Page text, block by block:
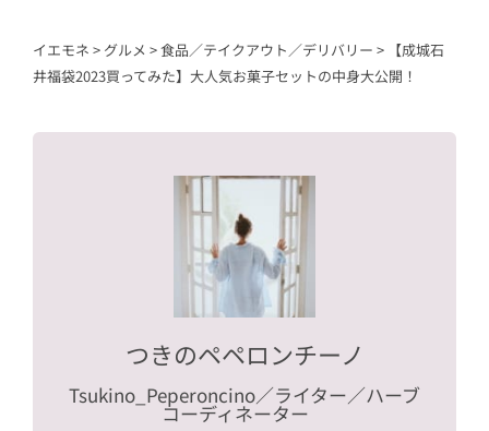
イエモネ > グルメ >食品／テイクアウト／デリバリー > 【成城石
井福袋2023買ってみた】大人気お菓子セットの中身大公開！
つきのペペロンチーノ
Tsukino_Peperoncino／ライター／ハーブ
コーディネーター